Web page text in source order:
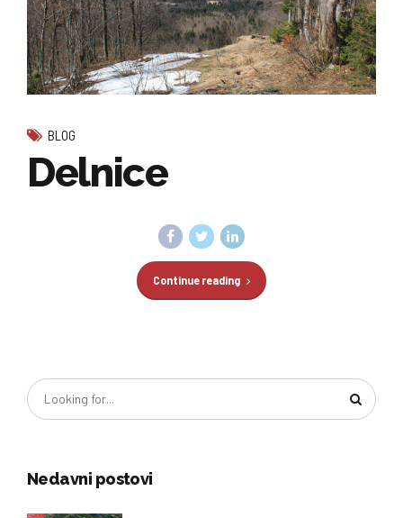
BLOG
Delnice
Continue reading
Nedavni postovi